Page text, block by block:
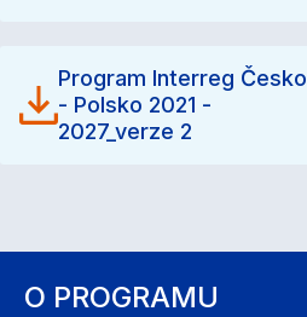
O PROGRAMU
Program Interreg Česko
- Polsko 2021 -
2027_verze 2